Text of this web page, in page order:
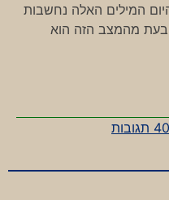
המילים האלה נחשבות
מהמצב הזה הוא
40 תגובות
על
לי